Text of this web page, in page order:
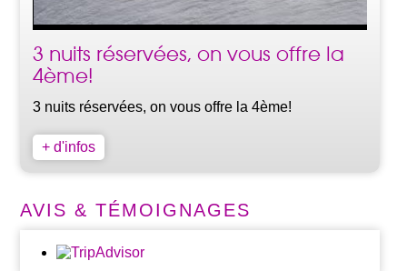
3 nuits réservées, on vous offre la
4ème!
3 nuits réservées, on vous offre la 4ème!
+ d'infos
AVIS & TÉMOIGNAGES